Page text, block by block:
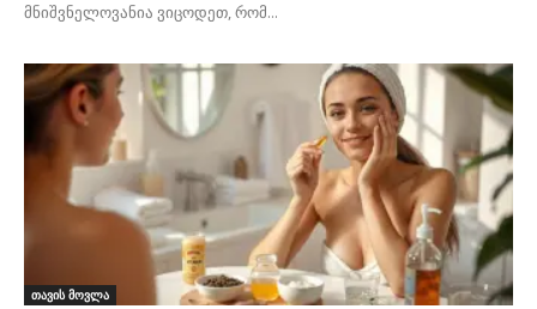
მნიშვნელოვანია ვიცოდეთ, რომ...
თავის მოვლა